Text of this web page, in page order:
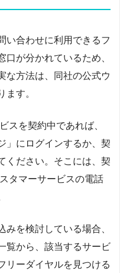
い合わせに利用できるフ
口が分かれているため、
な方法は、同社の公式ウ
ます。
スを契約中であれば、
」にログインするか、契
ください。そこには、契
タマーサービスの電話
みを検討している場合、
覧から、該当するサービ
リーダイヤルを見つける